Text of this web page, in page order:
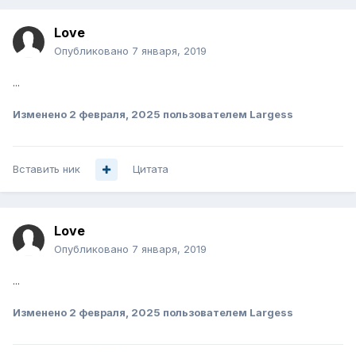
Love
Опубликовано 7 января, 2019
...
Изменено 2 февраля, 2025 пользователем Largess
Вставить ник Цитата
Love
Опубликовано 7 января, 2019
...
Изменено 2 февраля, 2025 пользователем Largess